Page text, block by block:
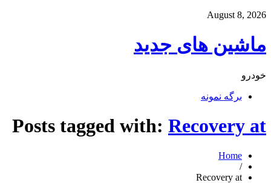
August 8, 2026
ماشین های جدید
خودرو
برگه نمونه
Posts tagged with: Recovery at
Home
/
Recovery at